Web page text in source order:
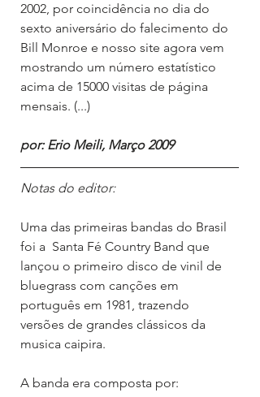
2002, por coincidência no dia do
sexto aniversário do falecimento do
Bill Monroe e nosso site agora vem
mostrando um número estatístico
acima de 15000 visitas de página
mensais. (...)
por: Erio Meili, Março 2009
Notas do editor:
Uma das primeiras bandas do Brasil
foi a  Santa Fé Country Band que
lançou o primeiro disco de vinil de
bluegrass com canções em
português em 1981, trazendo
versões de grandes clássicos da
musica caipira.
A banda era composta por: